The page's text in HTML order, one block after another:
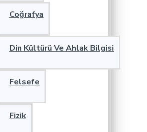
Coğrafya
Din Kültürü Ve Ahlak Bilgisi
Felsefe
Fizik